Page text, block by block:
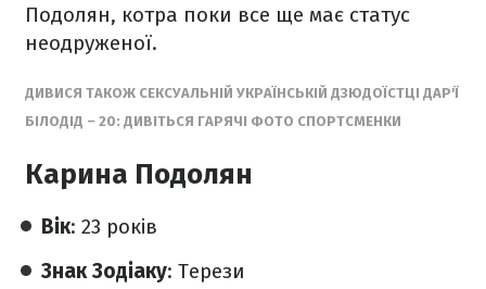
Подолян, котра поки все ще має статус
неодруженої.
ДИВИСЯ ТАКОЖ СЕКСУАЛЬНІЙ УКРАЇНСЬКІЙ ДЗЮДОЇСТЦІ ДАР'Ї
БІЛОДІД – 20: ДИВІТЬСЯ ГАРЯЧІ ФОТО СПОРТСМЕНКИ
Карина Подолян
Вік: 23 років
Знак Зодіаку: Терези